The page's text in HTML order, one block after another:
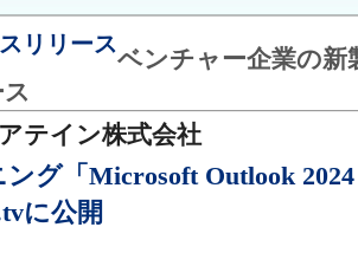
リリース
ベンチャー企業の新
アテイン株式会社
ング「Microsoft Outlook
に公開